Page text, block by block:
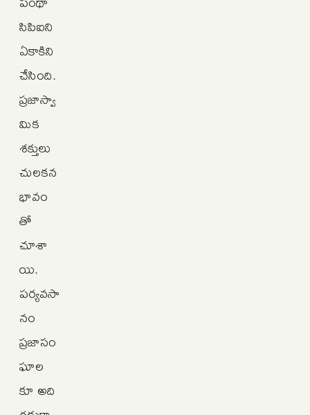
సిపిఐని
ఏకాకిని
చేసింది.
ప్రజాస్వా
మిక
శక్తులు
చులకన
భావం
తో
చూశా
యి.
పర్యవసా
నం
ప్రజాసం
ఘాల
కూ అది